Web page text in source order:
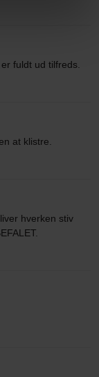
fuldt ud tilfreds.
at klistre.
hverken stiv